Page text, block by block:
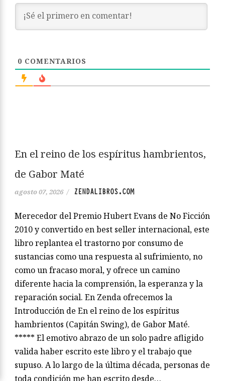
0 COMENTARIOS
En el reino de los espíritus hambrientos,
de Gabor Maté
agosto 07, 2026 / ZENDALIBROS.COM
Merecedor del Premio Hubert Evans de No Ficción
2010 y convertido en best seller internacional, este
libro replantea el trastorno por consumo de
sustancias como una respuesta al sufrimiento, no
como un fracaso moral, y ofrece un camino
diferente hacia la comprensión, la esperanza y la
reparación social. En Zenda ofrecemos la
Introducción de En el reino de los espíritus
hambrientos (Capitán Swing), de Gabor Maté.
***** El emotivo abrazo de un solo padre afligido
valida haber escrito este libro y el trabajo que
supuso. A lo largo de la última década, personas de
toda condición me han escrito desde…